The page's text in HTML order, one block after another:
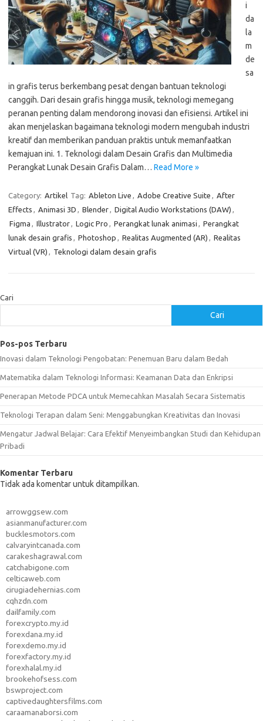
i
da
la
m
de
sa
in grafis terus berkembang pesat dengan bantuan teknologi
canggih. Dari desain grafis hingga musik, teknologi memegang
peranan penting dalam mendorong inovasi dan efisiensi. Artikel ini
akan menjelaskan bagaimana teknologi modern mengubah industri
kreatif dan memberikan panduan praktis untuk memanfaatkan
kemajuan ini. 1. Teknologi dalam Desain Grafis dan Multimedia
Perangkat Lunak Desain Grafis Dalam… Read More »
Category: Artikel Tag: Ableton Live , Adobe Creative Suite , After
Effects , Animasi 3D , Blender, Digital Audio Workstations (DAW) ,
Figma , Illustrator, Logic Pro , Perangkat lunak animasi , Perangkat
lunak desain grafis , Photoshop , Realitas Augmented (AR) , Realitas
Virtual (VR) , Teknologi dalam desain grafis
Cari
Cari
Pos-pos Terbaru
Inovasi dalam Teknologi Pengobatan: Penemuan Baru dalam Bedah
Matematika dalam Teknologi Informasi: Keamanan Data dan Enkripsi
Penerapan Metode PDCA untuk Memecahkan Masalah Secara Sistematis
Teknologi Terapan dalam Seni: Menggabungkan Kreativitas dan Inovasi
Mengatur Jadwal Belajar: Cara Efektif Menyeimbangkan Studi dan Kehidupan
Pribadi
Komentar Terbaru
Tidak ada komentar untuk ditampilkan.
arrowggsew.com
asianmanufacturer.com
bucklesmotors.com
calvaryintcanada.com
carakeshagrawal.com
catchabigone.com
celticaweb.com
cirugiadehernias.com
cqhzdn.com
dailfamily.com
forexcrypto.my.id
forexdana.my.id
forexdemo.my.id
forexfactory.my.id
forexhalal.my.id
brookehofsess.com
bswproject.com
captivedaughtersfilms.com
caraamanaborsi.com